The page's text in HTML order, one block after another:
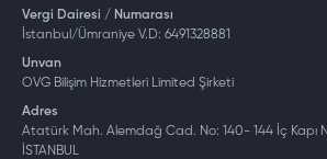
Vergi Dairesi / Numarası
İstanbul/Ümraniye V.D: 6491328881
Unvan
OVG Bilişim Hizmetleri Limited Şirketi
Adres
Atatürk Mah. Alemdağ Cad. No: 140- 144 İç Kapı
İSTANBUL